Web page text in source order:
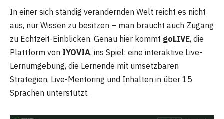
In einer sich ständig verändernden Welt reicht es nicht
aus, nur Wissen zu besitzen – man braucht auch Zugang
zu Echtzeit-Einblicken. Genau hier kommt goLIVE, die
Plattform von IYOVIA, ins Spiel: eine interaktive Live-
Lernumgebung, die Lernende mit umsetzbaren
Strategien, Live-Mentoring und Inhalten in über 15
Sprachen unterstützt.